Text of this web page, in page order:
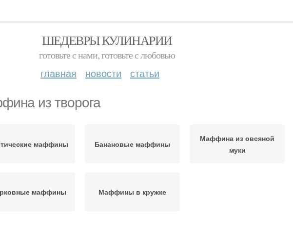
ШЕДЕВРЫ КУЛИНАРИИ
готовьте с нами, готовьте с любовью
главная новости статьи
из творога
маффины Банановые маффины
Маффина из овсяной
муки
маффины Маффины в кружке